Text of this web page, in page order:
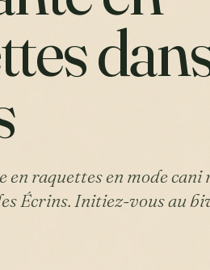
en raquettes en mode cani
Écrins. Initiez-vous au